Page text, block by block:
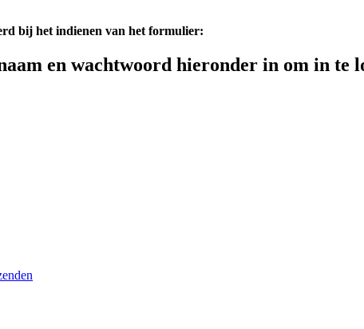
bij het indienen van het formulier:
en wachtwoord hieronder in om in te